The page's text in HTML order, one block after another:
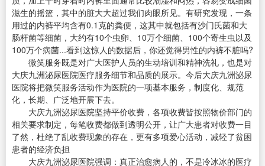
滋生的摇篮，其中的脏大大超过我们肉眼所见。有研究发现，一条
用过的内裤平均含有0.1克的粪便，这其中就包括有沙门氏菌和大
肠杆菌等细菌，大约有10个虫卵、10万个细菌、100个寄生虫以及
100万个病菌...看到这惊人的数据后，你还觉得男性的内裤不脏吗?
微笑服务既是对广大医护人员的生动培训和精神洗礼，也是对
大庆九洲泌尿医院医疗服务细节和品质的展示。今后大庆九洲泌尿
医院将把微笑服务活动作为医院的一项基本服务，制度化、规范
化，长期、广泛地开展下去。
大庆九洲泌尿医院坚持平价收费，各项收费皆按照物价部门的
相关要求制定，每笔收费都做到透明公开，让广大患者对收费一目
了然，杜绝了乱收费现象的存在，更有多项爱心活动，减轻了贫困
患者的经济负担
大庆九洲泌尿医院强调：真正治愈病人的，不是冷冰冰的医疗